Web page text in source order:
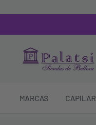
MARCAS CAPILAR